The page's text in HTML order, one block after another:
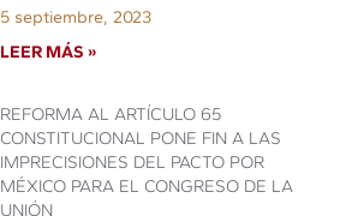
5 septiembre, 2023
LEER MÁS »
REFORMA AL ARTÍCULO 65
CONSTITUCIONAL PONE FIN A LAS
IMPRECISIONES DEL PACTO POR
MÉXICO PARA EL CONGRESO DE LA
UNIÓN